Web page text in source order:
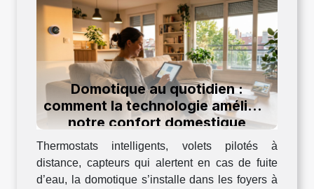
Domotique au quotidien :
comment la technologie améliore
notre confort domestique
Thermostats intelligents, volets pilotés à
distance, capteurs qui alertent en cas de fuite
d’eau, la domotique s’installe dans les foyers à